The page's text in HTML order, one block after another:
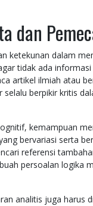
dan
ketekunan dalam
tidak ada
artikel ilmiah atau
berpikir kritis
kemampuan
bervariasi serta
referensi
persoalan logika
analitis juga harus